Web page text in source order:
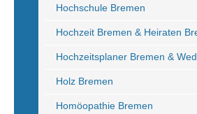
Hochschule Bremen
Hochzeit Bremen & Heiraten
Hochzeitsplaner Bremen &
Holz Bremen
Homöopathie Bremen